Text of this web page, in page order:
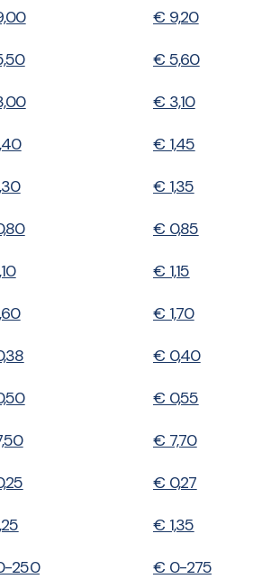
€ 9,20
€ 5,60
€ 3,10
€ 1,45
€ 1,35
€ 0,85
€ 1,15
€ 1,70
€ 0,40
€ 0,55
€ 7,70
€ 0,27
€ 1,35
250
€ 0-275